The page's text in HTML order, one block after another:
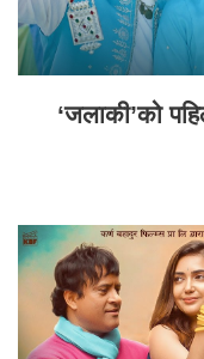
‘जलाकी’को